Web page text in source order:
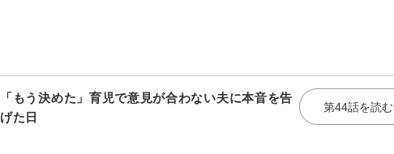
「もう決めた」育児で意見が合わない夫に本音を告
げた日
第44話を読む